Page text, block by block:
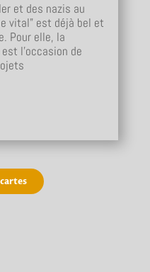
et des nazis au
vital" est déjà bel et
Pour elle, la
l’occasion de